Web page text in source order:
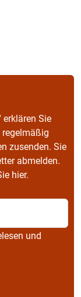
erklären Sie
zusenden. Sie
abmelden.
hier.
und